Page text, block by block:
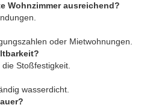
Wohnzimmer ausreichend?
oder Mietwohnungen.
Stoßfestigkeit.
wasserdicht.